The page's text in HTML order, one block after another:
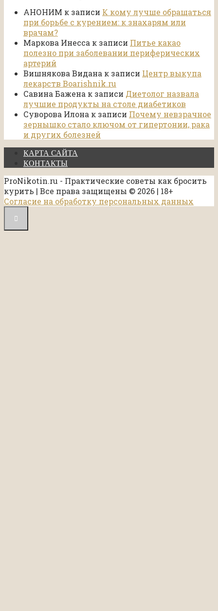
АНОНИМ к записи К кому лучше обращаться
при борьбе с курением: к знахарям или
врачам?
Маркова Инесса к записи Питье какао
полезно при заболевании периферических
артерий
Вишнякова Видана к записи Центр выкупа
лекарств Boarishnik.ru
Савина Бажена к записи Диетолог назвала
лучшие продукты на столе диабетиков
Суворова Илона к записи Почему невзрачное
зернышко стало ключом от гипертонии, рака
и других болезней
КАРТА САЙТА
КОНТАКТЫ
ProNikotin.ru - Практические советы как бросить
курить | Все права защищены © 2026 | 18+
Согласие на обработку персональных данных